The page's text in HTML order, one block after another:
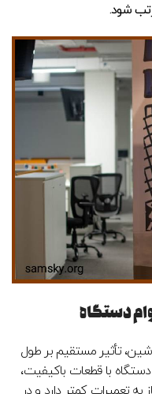
شود.
تأثیر مستقیم بر طول
با قطعات باکیفیت،